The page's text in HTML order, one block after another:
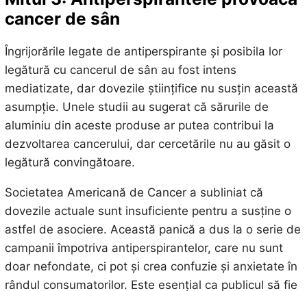
cancer de sân
Îngrijorările legate de antiperspirante și posibila lor
legătură cu cancerul de sân au fost intens
mediatizate, dar dovezile științifice nu susțin această
asumpție. Unele studii au sugerat că sărurile de
aluminiu din aceste produse ar putea contribui la
dezvoltarea cancerului, dar cercetările nu au găsit o
legătură convingătoare.
Societatea Americană de Cancer a subliniat că
dovezile actuale sunt insuficiente pentru a susține o
astfel de asociere. Această panică a dus la o serie de
campanii împotriva antiperspirantelor, care nu sunt
doar nefondate, ci pot și crea confuzie și anxietate în
rândul consumatorilor. Este esențial ca publicul să fie